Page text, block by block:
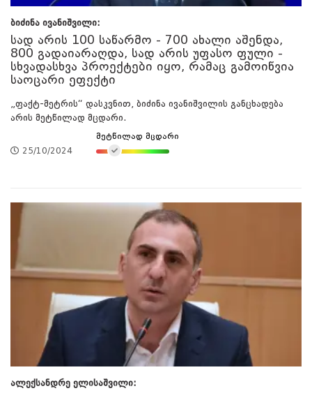
ბიძინა ივანიშვილი:
სად არის 100 საწარმო - 700 ახალი აშენდა,
800 გადაიარაღდა, სად არის უფასო ფული -
სხვადასხვა პროექტები იყო, რამაც გამოიწვია
საოცარი ეფექტი
„ფაქტ-მეტრის“ დასკვნით, ბიძინა ივანიშვილის განცხადება
არის მეტწილად მცდარი.
25/10/2024
მეტწილად მცდარი
ალექსანდრე ელისაშვილი: